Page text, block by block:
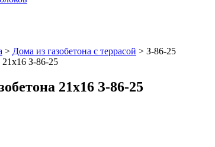
> Дома из газобетона с террасой > З-86-25
21х16 З-86-25